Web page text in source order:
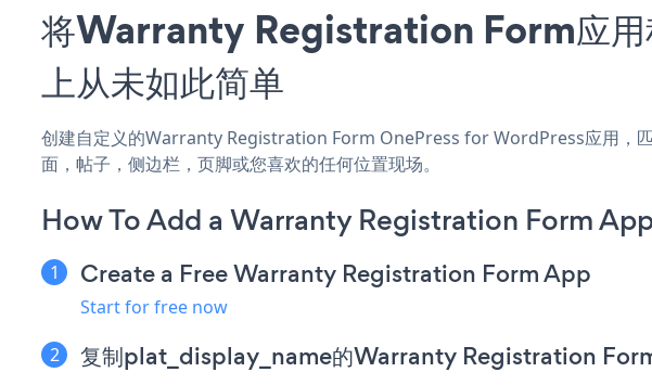
将Warranty Registration Form应用
上从未如此简单
创建自定义的Warranty Registration Form OnePress for WordPress应用
面，帖子，侧边栏，页脚或您喜欢的任何位置现场。
How To Add a Warranty Registration Form
Create a Free Warranty Registration Form App
Start for free now
复制plat_display_name的Warranty Registration